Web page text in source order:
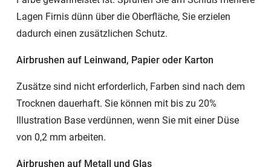
Lagen Firnis dünn über die Oberfläche, Sie erzielen
dadurch einen zusätzlichen Schutz.
Airbrushen auf Leinwand, Papier oder Karton
Zusätze sind nicht erforderlich, Farben sind nach dem
Trocknen dauerhaft. Sie können mit bis zu 20%
Illustration Base verdünnen, wenn Sie mit einer Düse
von 0,2 mm arbeiten.
Airbrushen auf Metall und Glas